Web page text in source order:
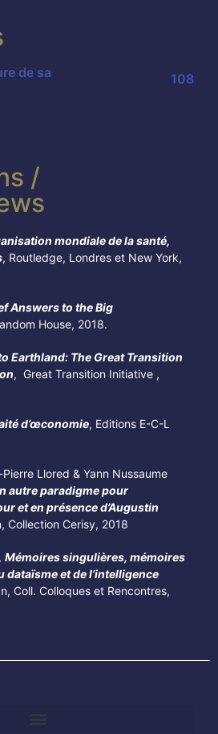
de sa
108
/
mondiale de la santé,
, Routledge, Londres et New York,
Answers to the Big
House, 2018.
Earthland: The Great Transition
, Great Transition Initiative ,
d’œconomie, Editions E-C-L
Llored & Yann Nussaume
autre paradigme pour
et en présence d’Augustin
Collection Cerisy, 2018
Mémoires singulières, mémoires
dataïsme et de l’intelligence
Coll. Colloques et Rencontres,